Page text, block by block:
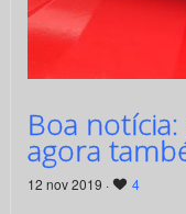
Boa
agora
12 nov 2019 · 4